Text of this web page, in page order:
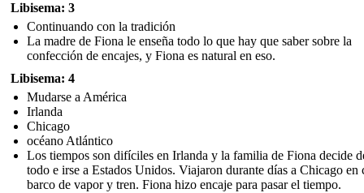
Libisema: 3
Continuando con la tradición
La madre de Fiona le enseña todo lo que hay que saber sobre la
confección de encajes, y Fiona es natural en eso.
Libisema: 4
Mudarse a América
Irlanda
Chicago
océano Atlántico
Los tiempos son difíciles en Irlanda y la familia de Fiona decide
todo e irse a Estados Unidos. Viajaron durante días a Chicago en
barco de vapor y tren. Fiona hizo encaje para pasar el tiempo.